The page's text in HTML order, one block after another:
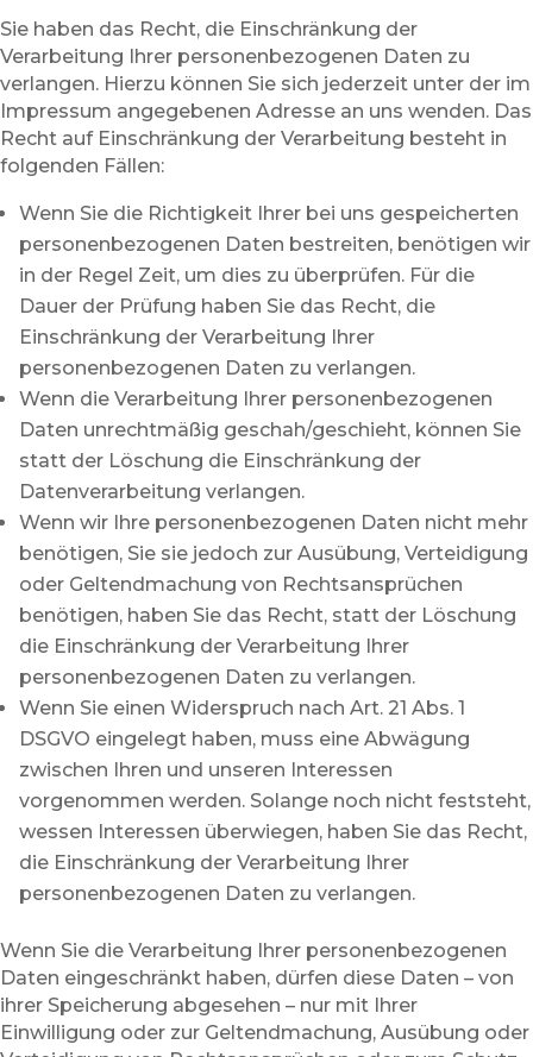
Sie haben das Recht, die Einschränkung der
Verarbeitung Ihrer personenbezogenen Daten zu
verlangen. Hierzu können Sie sich jederzeit unter der im
Impressum angegebenen Adresse an uns wenden. Das
Recht auf Einschränkung der Verarbeitung besteht in
folgenden Fällen:
Wenn Sie die Richtigkeit Ihrer bei uns gespeicherten
personenbezogenen Daten bestreiten, benötigen wir
in der Regel Zeit, um dies zu überprüfen. Für die
Dauer der Prüfung haben Sie das Recht, die
Einschränkung der Verarbeitung Ihrer
personenbezogenen Daten zu verlangen.
Wenn die Verarbeitung Ihrer personenbezogenen
Daten unrechtmäßig geschah/geschieht, können Sie
statt der Löschung die Einschränkung der
Datenverarbeitung verlangen.
Wenn wir Ihre personenbezogenen Daten nicht mehr
benötigen, Sie sie jedoch zur Ausübung, Verteidigung
oder Geltendmachung von Rechtsansprüchen
benötigen, haben Sie das Recht, statt der Löschung
die Einschränkung der Verarbeitung Ihrer
personenbezogenen Daten zu verlangen.
Wenn Sie einen Widerspruch nach Art. 21 Abs. 1
DSGVO eingelegt haben, muss eine Abwägung
zwischen Ihren und unseren Interessen
vorgenommen werden. Solange noch nicht feststeht,
wessen Interessen überwiegen, haben Sie das Recht,
die Einschränkung der Verarbeitung Ihrer
personenbezogenen Daten zu verlangen.
Wenn Sie die Verarbeitung Ihrer personenbezogenen
Daten eingeschränkt haben, dürfen diese Daten – von
ihrer Speicherung abgesehen – nur mit Ihrer
Einwilligung oder zur Geltendmachung, Ausübung oder